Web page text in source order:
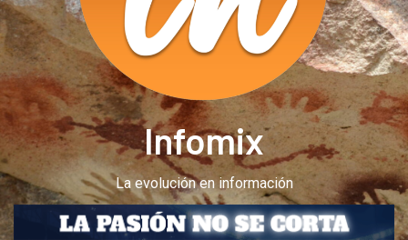
Infomix
La evolución en información